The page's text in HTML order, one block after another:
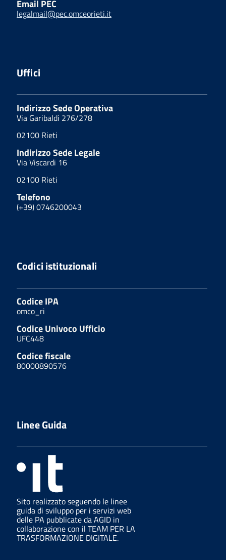
Email PEC
legalmail@pec.omceorieti.it
Uffici
Indirizzo Sede Operativa
Via Garibaldi 276/278
02100 Rieti
Indirizzo Sede Legale
Via Viscardi 16
02100 Rieti
Telefono
(+39) 0746200043
Codici istituzionali
Codice IPA
omco_ri
Codice Univoco Ufficio
UFC448
Codice fiscale
80000890576
Linee Guida
Sito realizzato seguendo le linee
guida di sviluppo per i servizi web
delle PA pubblicate da AGID in
collaborazione con il TEAM PER LA
TRASFORMAZIONE DIGITALE.